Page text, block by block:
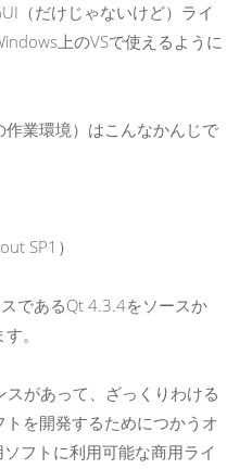
（だけじゃないけど）ライ
上のVSで使えるように
業環境）はこんなかんじで
SP1）
であるQt 4.3.4をソースか
。
があって、ざっくりわける
を開発するためにつかうオ
フトに利用可能な商用ライ